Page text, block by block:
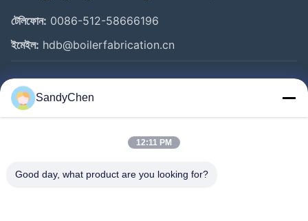
টেলিফোন: 0086-512-58666196
ইমেইল: hdb@boilerfabrication.cn
গুরুত্বপূর্ণ সংযোগ
বাড়ি
ভিডিও
SandyChen
12:11 PM
Good day, what product are you looking for?